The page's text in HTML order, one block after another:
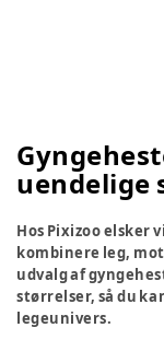
uendelige
Hos Pixizoo elsker
kombinere leg,
udvalg af
størrelser, så du
legeunivers.